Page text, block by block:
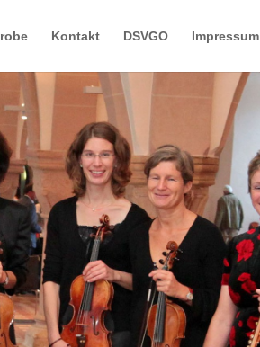
Kontakt DSVGO Impressum